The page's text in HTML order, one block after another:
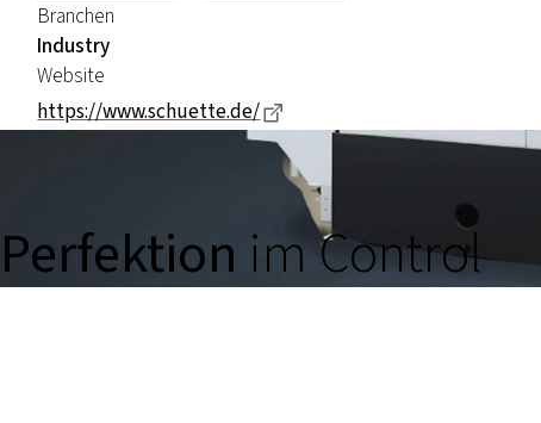
Branchen
Industry
Website
https://www.schuette.de/
Perfektion im Control